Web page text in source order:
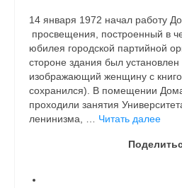
14 января 1972 начал работу
просвещения, построенный в
юбилея город­ской партийной
стороне здания был
изображающий женщину с
сохранился). В помещении
проходили занятия
ленинизма, … Читать далее